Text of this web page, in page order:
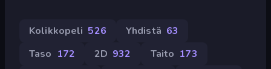
Kolikkopeli 526 Yhdistä 63
Taso 172 2D 932 Taito 173